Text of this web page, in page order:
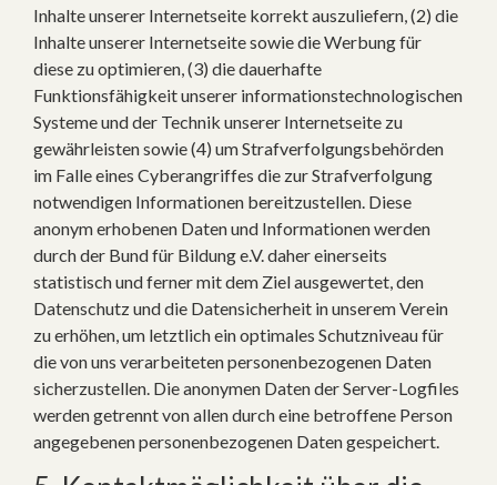
Inhalte unserer Internetseite korrekt auszuliefern, (2) die
Inhalte unserer Internetseite sowie die Werbung für
diese zu optimieren, (3) die dauerhafte
Funktionsfähigkeit unserer informationstechnologischen
Systeme und der Technik unserer Internetseite zu
gewährleisten sowie (4) um Strafverfolgungsbehörden
im Falle eines Cyberangriffes die zur Strafverfolgung
notwendigen Informationen bereitzustellen. Diese
anonym erhobenen Daten und Informationen werden
durch der Bund für Bildung e.V. daher einerseits
statistisch und ferner mit dem Ziel ausgewertet, den
Datenschutz und die Datensicherheit in unserem Verein
zu erhöhen, um letztlich ein optimales Schutzniveau für
die von uns verarbeiteten personenbezogenen Daten
sicherzustellen. Die anonymen Daten der Server-Logfiles
werden getrennt von allen durch eine betroffene Person
angegebenen personenbezogenen Daten gespeichert.